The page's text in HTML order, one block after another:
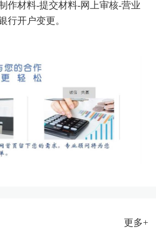
作材料-提交材料-网上审核-营业
行开户变更。
更多+